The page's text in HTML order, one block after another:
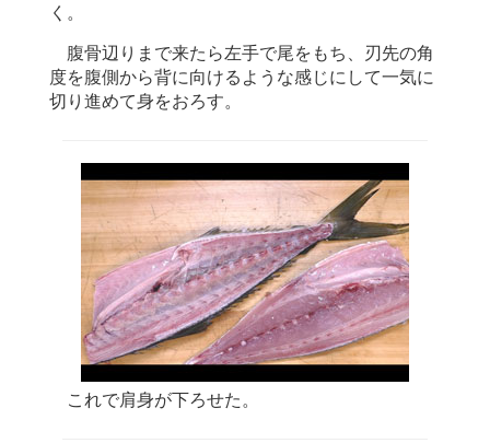
く。
腹骨辺りまで来たら左手で尾をもち、刃先の角
度を腹側から背に向けるような感じにして一気に
切り進めて身をおろす。
これで肩身が下ろせた。